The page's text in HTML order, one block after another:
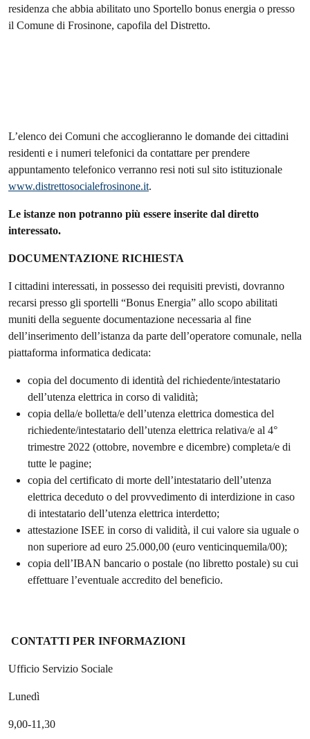
residenza che abbia abilitato uno Sportello bonus energia o presso
il Comune di Frosinone, capofila del Distretto.
L’elenco dei Comuni che accoglieranno le domande dei cittadini
residenti e i numeri telefonici da contattare per prendere
appuntamento telefonico verranno resi noti sul sito istituzionale
www.distrettosocialefrosinone.it.
Le istanze non potranno più essere inserite dal diretto
interessato.
DOCUMENTAZIONE RICHIESTA
I cittadini interessati, in possesso dei requisiti previsti, dovranno
recarsi presso gli sportelli “Bonus Energia” allo scopo abilitati
muniti della seguente documentazione necessaria al fine
dell’inserimento dell’istanza da parte dell’operatore comunale, nella
piattaforma informatica dedicata:
copia del documento di identità del richiedente/intestatario
dell’utenza elettrica in corso di validità;
copia della/e bolletta/e dell’utenza elettrica domestica del
richiedente/intestatario dell’utenza elettrica relativa/e al 4°
trimestre 2022 (ottobre, novembre e dicembre) completa/e di
tutte le pagine;
copia del certificato di morte dell’intestatario dell’utenza
elettrica deceduto o del provvedimento di interdizione in caso
di intestatario dell’utenza elettrica interdetto;
attestazione ISEE in corso di validità, il cui valore sia uguale o
non superiore ad euro 25.000,00 (euro venticinquemila/00);
copia dell’IBAN bancario o postale (no libretto postale) su cui
effettuare l’eventuale accredito del beneficio.
CONTATTI PER INFORMAZIONI
Ufficio Servizio Sociale
Lunedì
9,00-11,30